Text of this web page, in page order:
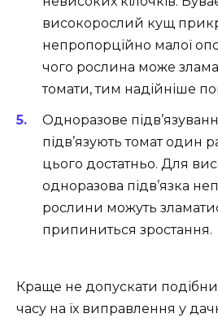
високорослий кущ
непропорційно малої
чого рослина може
томати, тим надійніше
Одноразове
підв’язують томат один
цього достатньо. Для
одноразова підв’язка
рослини можуть
припиниться зростання.
Краще не допускати
часу на їх виправлення у